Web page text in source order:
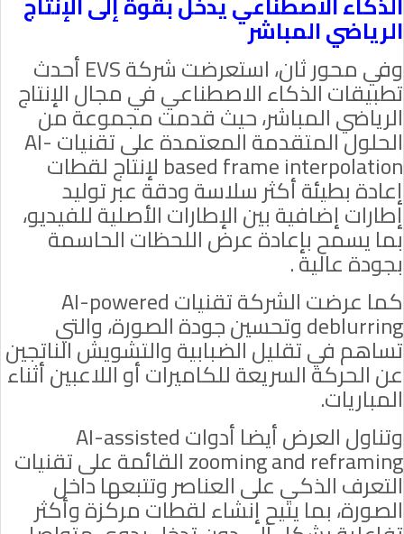
الرياضي المباشر
وفي محور ثان، استعرضت شركةEVSأحدث
تطبيقات الذكاء الاصطناعي في مجال الإنتاج
الرياضي المباشر، حيث قدمت مجموعة من
الحلول المتقدمة المعتمدة على تقنياتAI-
based frame interpolation لإنتاج لقطات
إعادة بطيئة أكثر سلاسة ودقة عبر توليد
إطارات إضافية بين الإطارات الأصلية للفيديو،
بما يسمح بإعادة عرض اللحظات الحاسمة
بجودة عالية .
كما عرضت الشركة تقنياتAI-powered
deblurringوتحسين جودة الصورة، والتي
تساهم في تقليل الضبابية والتشويش الناتجين
عن الحركة السريعة للكاميرات أو اللاعبين أثناء
المباريات.
وتناول العرض أيضا أدواتAI-assisted
zooming and reframingالقائمة على تقنيات
التعرف الذكي على العناصر وتتبعها داخل
الصورة، بما يتيح إنشاء لقطات مركزة وأكثر